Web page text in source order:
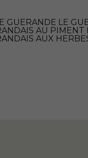
GUERANDE LE
AU PIMENT
AUX